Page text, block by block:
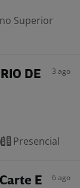
Superior
DE
3 ago
Presencial
E
6 ago